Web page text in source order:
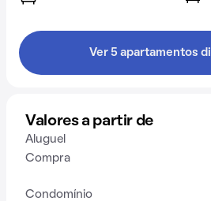
Ver 5 apartamentos
Valores a partir de
Aluguel
Compra
Condomínio